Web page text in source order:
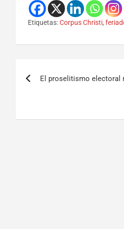
Etiquetas:Corpus Christi,
El proselitismo electoral